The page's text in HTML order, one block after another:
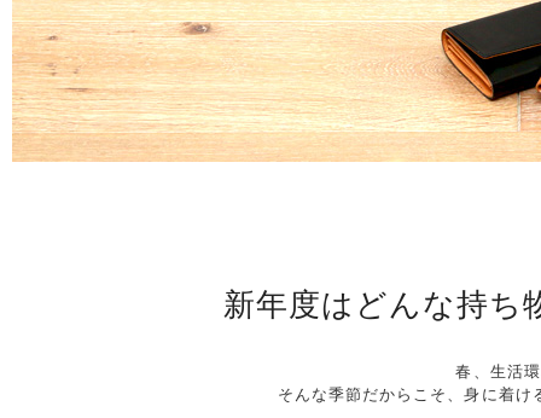
新年度はどんな持ち
春、生活
そんな季節だからこそ、身に着